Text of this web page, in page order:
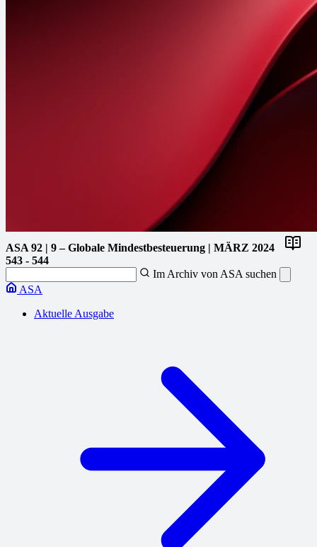
ASA 92 | 9 – Globale Mindestbesteuerung | MÄRZ 2024
543 - 544
Im Archiv von ASA suchen
ASA
Aktuelle Ausgabe